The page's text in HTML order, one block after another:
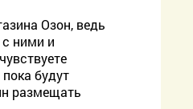
Озон, ведь
ними и
будут
размещать